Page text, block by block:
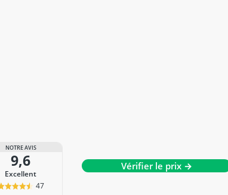
NOTRE AVIS
9,6
Excellent
47
Vérifier le prix →